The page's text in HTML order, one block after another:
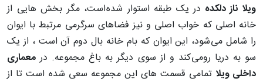
ویلا ناز دلکده در یک طبقه استوار شده است، مگر بخش هایی از
خانه اصلی که خواب اصلی و نیز فضاهای سرگرمی مرتبط با ایوان
را شامل می شود، این ایوان که بام خانه بال دوم آن است ، از یک
سو به دریا رومی کند و از سوی دیگر به باغ مجموعه. در معماری
داخلی ویلا تمامی قسمت های این مجموعه سعی شده است تا از